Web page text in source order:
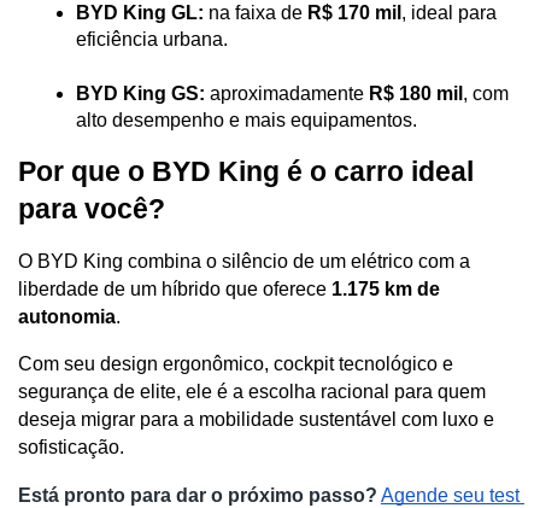
BYD King GL: na faixa de R$ 170 mil , ideal para
eficiência urbana.
BYD King GS: aproximadamente R$ 180 mil , com
alto desempenho e mais equipamentos.
Por que o BYD King é o carro ideal
para você?
O BYD King combina o silêncio de um elétrico com a
liberdade de um híbrido que oferece 1.175 km de
autonomia.
Com seu design ergonômico, cockpit tecnológico e
segurança de elite, ele é a escolha racional para quem
deseja migrar para a mobilidade sustentável com luxo e
sofisticação.
Está pronto para dar o próximo passo? Agende seu test